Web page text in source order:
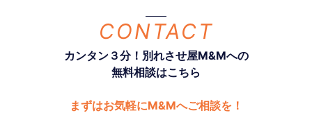
CONTACT
カンタン３分！別れさせ屋M&Mへの
無料相談はこちら
まずはお気軽にM&Mへご相談を！